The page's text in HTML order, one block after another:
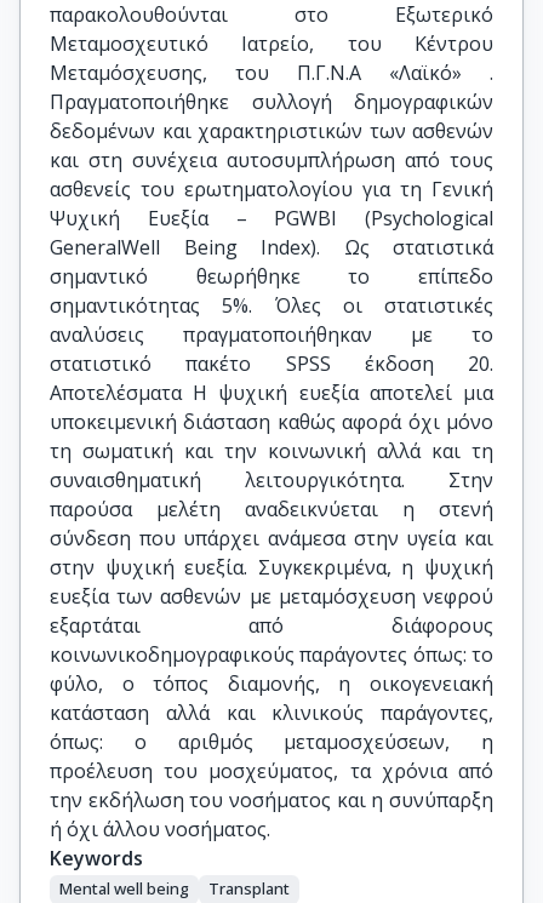
παρακολουθούνται στο Εξωτερικό
Μεταμοσχευτικό Ιατρείο, του Κέντρου
Μεταμόσχευσης, του Π.Γ.Ν.Α «Λαϊκό» .
Πραγματοποιήθηκε συλλογή δημογραφικών
δεδομένων και χαρακτηριστικών των ασθενών
και στη συνέχεια αυτοσυμπλήρωση από τους
ασθενείς του ερωτηματολογίου για τη Γενική
Ψυχική Ευεξία – PGWBI (Psychological
GeneralWell Being Index). Ως στατιστικά
σημαντικό θεωρήθηκε το επίπεδο
σημαντικότητας 5%. Όλες οι στατιστικές
αναλύσεις πραγματοποιήθηκαν με το
στατιστικό πακέτο SPSS έκδοση 20.
Αποτελέσματα Η ψυχική ευεξία αποτελεί μια
υποκειμενική διάσταση καθώς αφορά όχι μόνο
τη σωματική και την κοινωνική αλλά και τη
συναισθηματική λειτουργικότητα. Στην
παρούσα μελέτη αναδεικνύεται η στενή
σύνδεση που υπάρχει ανάμεσα στην υγεία και
στην ψυχική ευεξία. Συγκεκριμένα, η ψυχική
ευεξία των ασθενών με μεταμόσχευση νεφρού
εξαρτάται από διάφορους
κοινωνικοδημογραφικούς παράγοντες όπως: το
φύλο, ο τόπος διαμονής, η οικογενειακή
κατάσταση αλλά και κλινικούς παράγοντες,
όπως: ο αριθμός μεταμοσχεύσεων, η
προέλευση του μοσχεύματος, τα χρόνια από
την εκδήλωση του νοσήματος και η συνύπαρξη
ή όχι άλλου νοσήματος.
Keywords
Mental well being Transplant